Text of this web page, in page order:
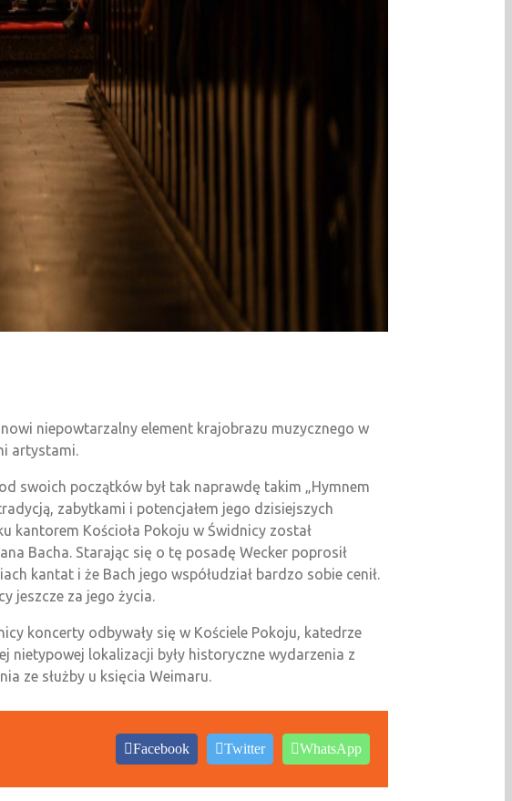
niepowtarzalny element krajobrazu muzycznego w
artystami.
swoich początków był tak naprawdę takim „Hymnem
zabytkami i potencjałem jego dzisiejszych
kantorem Kościoła Pokoju w Świdnicy został
Bacha. Starając się o tę posadę Wecker poprosił
kantat i że Bach jego współudział bardzo sobie cenił.
jeszcze za jego życia.
koncerty odbywały się w Kościele Pokoju, katedrze
nietypowej lokalizacji były historyczne wydarzenia z
ze służby u księcia Weimaru.
Facebook Twitter WhatsApp